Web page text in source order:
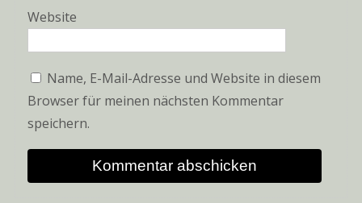
Website
Name, E-Mail-Adresse und Website in diesem
Browser für meinen nächsten Kommentar
speichern.